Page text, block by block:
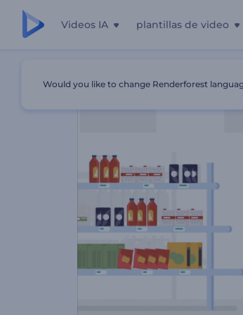
Videos IA plantillas de video
Would you like to change Renderforest